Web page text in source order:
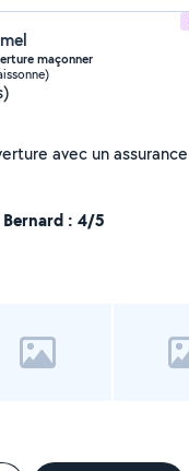
maçonner
: 4/5